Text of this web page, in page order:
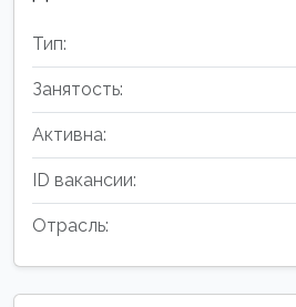
Тип:
Занятость:
Активна:
ID вакансии:
Отрасль: